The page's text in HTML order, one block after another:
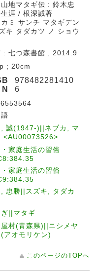
地マタギ伝 : 鈴木忠
生涯 / 根深誠著
ミ サンチ マタギデン
キ タダカツ ノ ショウ
: 七つ森書館 , 2014.9
; 20cm
N
978482281410
6
, 誠(1947-)||ネブカ, マ
<AU00073526>
家庭生活の習俗
家庭生活の習俗
忠勝||スズキ, タダカ
ぎ||マタギ
村(青森県)||ニシメヤ
(アオモリケン)
このページのTOPへ